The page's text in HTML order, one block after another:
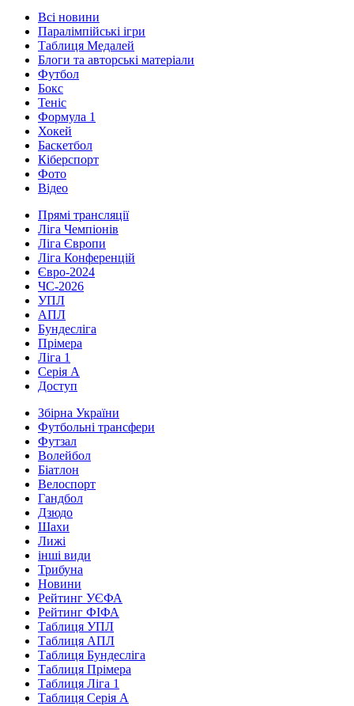
Всі новини
Паралімпійські ігри
Таблиця Медалей
Блоги та авторські матеріали
Футбол
Бокс
Теніс
Формула 1
Хокей
Баскетбол
Кіберспорт
Фото
Відео
Прямі трансляції
Ліга Чемпіонів
Ліга Європи
Ліга Конференцій
Євро-2024
ЧС-2026
УПЛ
АПЛ
Бундесліга
Прімера
Ліга 1
Серія А
Доступ
Збірна України
Футбольні трансфери
Футзал
Волейбол
Біатлон
Велоспорт
Гандбол
Дзюдо
Шахи
Лижі
інші види
Трибуна
Новини
Рейтинг УЄФА
Рейтинг ФІФА
Таблиця УПЛ
Таблиця АПЛ
Таблиця Бундесліга
Таблиця Прімера
Таблиця Ліга 1
Таблиця Серія А